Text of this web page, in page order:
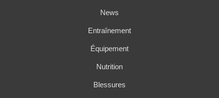
News
Entraînement
Équipement
Nutrition
Blessures